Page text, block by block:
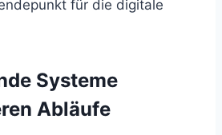
für die digitale
Systeme
Abläufe